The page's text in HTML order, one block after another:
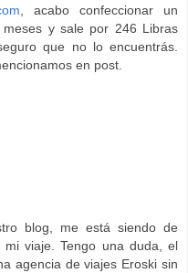
, acabo confeccionar un
y sale por 246 Libras
que no lo encuentrás.
en post.
blog, me está siendo de
viaje. Tengo una duda, el
agencia de viajes Eroski sin